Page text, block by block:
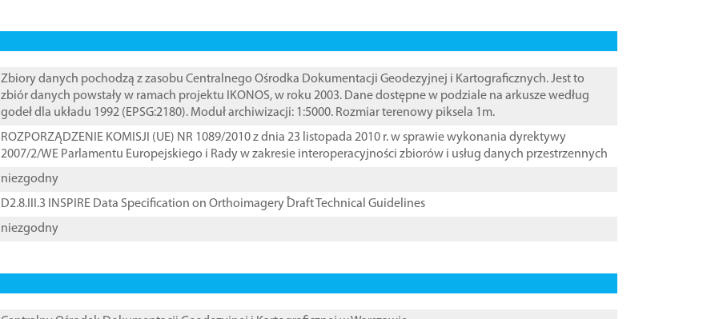
Zbiory danych pochodzą z zasobu Centralnego Ośrodka Dokumentacji Geodezyjnej i Kartograficznych. Jest to
zbiór danych powstały w ramach projektu IKONOS, w roku 2003. Dane dostępne w podziale na arkusze według
godeł dla układu 1992 (EPSG:2180). Moduł archiwizacji: 1:5000. Rozmiar terenowy piksela 1m.
ROZPORZĄDZENIE KOMISJI (UE) NR 1089/2010 z dnia 23 listopada 2010 r. w sprawie wykonania dyrektywy
2007/2/WE Parlamentu Europejskiego i Rady w zakresie interoperacyjności zbiorów i usług danych przestrzennych
niezgodny
D2.8.III.3 INSPIRE Data Specification on Orthoimagery ֠Draft Technical Guidelines
niezgodny